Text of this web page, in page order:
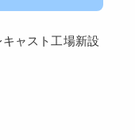
ャスト工場新設